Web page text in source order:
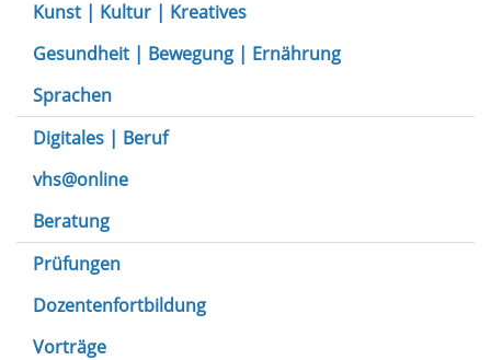
Kunst | Kultur | Kreatives
Gesundheit | Bewegung | Ernährung
Sprachen
Digitales | Beruf
vhs@online
Beratung
Prüfungen
Dozentenfortbildung
Vorträge